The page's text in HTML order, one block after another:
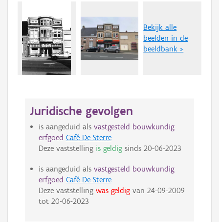
Bekijk alle
beelden in de
beeldbank >
Juridische gevolgen
is aangeduid als vastgesteld bouwkundig
erfgoed Café De Sterre
Deze vaststelling is geldigsinds 20-06-2023
is aangeduid als vastgesteld bouwkundig
erfgoed Café De Sterre
Deze vaststelling was geldigvan 24-09-2009
tot 20-06-2023